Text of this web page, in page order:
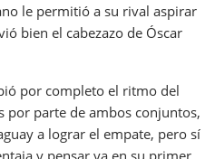
le permitió a su rival aspirar
bien el cabezazo de Óscar
por completo el ritmo del
por parte de ambos conjuntos,
a lograr el empate, pero sí